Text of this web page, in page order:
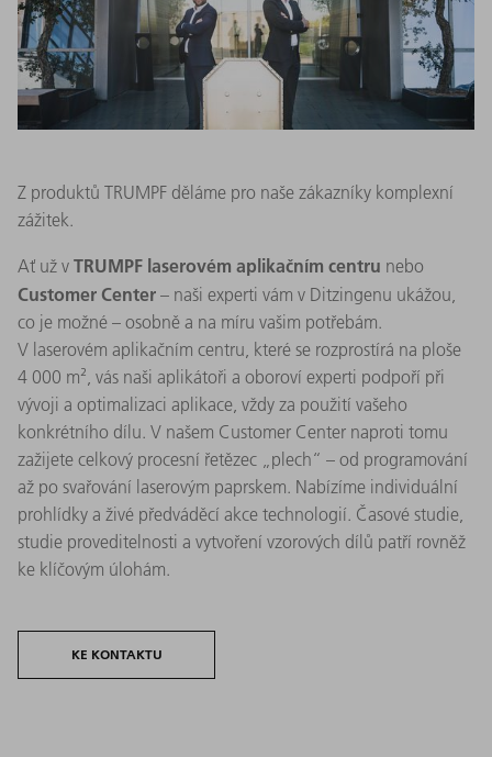
Z produktů TRUMPF děláme pro naše zákazníky komplexní
zážitek.
Ať už v TRUMPF laserovém aplikačním centru nebo
Customer Center – naši experti vám v Ditzingenu ukážou,
co je možné – osobně a na míru vašim potřebám.
V laserovém aplikačním centru, které se rozprostírá na ploše
4 000 m², vás naši aplikátoři a oboroví experti podpoří při
vývoji a optimalizaci aplikace, vždy za použití vašeho
konkrétního dílu. V našem Customer Center naproti tomu
zažijete celkový procesní řetězec „plech“ – od programování
až po svařování laserovým paprskem. Nabízíme individuální
prohlídky a živé předváděcí akce technologií. Časové studie,
studie proveditelnosti a vytvoření vzorových dílů patří rovněž
ke klíčovým úlohám.
KE KONTAKTU